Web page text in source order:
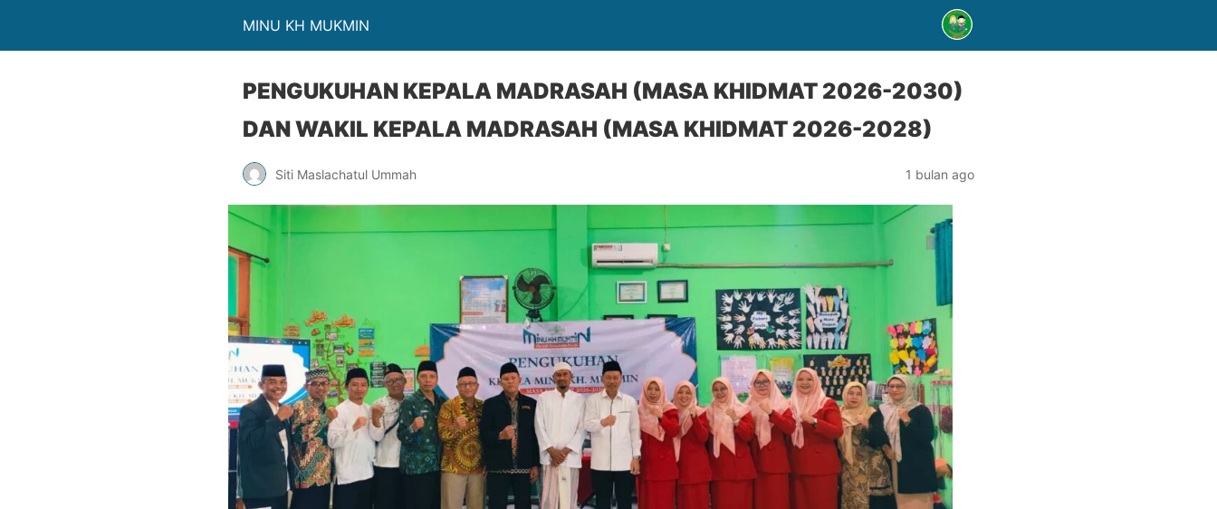
MINU KH MUKMIN
PENGUKUHAN KEPALA MADRASAH (MASA KHIDMAT 2026-2030)
DAN WAKIL KEPALA MADRASAH (MASA KHIDMAT 2026-2028)
Siti Maslachatul Ummah 1 bulan ago